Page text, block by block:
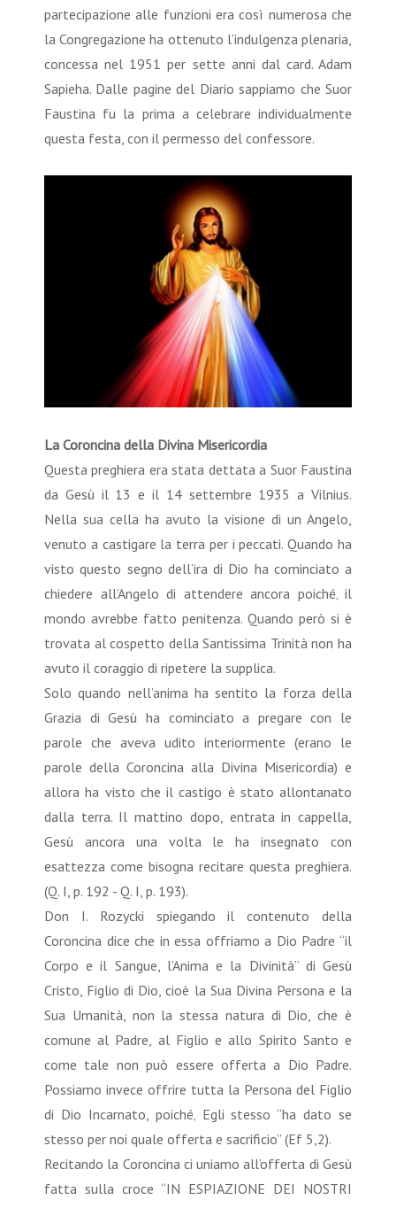
partecipazione alle funzioni era così numerosa che
la Congregazione ha ottenuto l’indulgenza plenaria,
concessa nel 1951 per sette anni dal card. Adam
Sapieha. Dalle pagine del Diario sappiamo che Suor
Faustina fu la prima a celebrare individualmente
questa festa, con il permesso del confessore.
La Coroncina della Divina Misericordia
Questa preghiera era stata dettata a Suor Faustina
da Gesù il 13 e il 14 settembre 1935 a Vilnius.
Nella sua cella ha avuto la visione di un Angelo,
venuto a castigare la terra per i peccati. Quando ha
visto questo segno dell’ira di Dio ha cominciato a
chiedere all’Angelo di attendere ancora poiché‚ il
mondo avrebbe fatto penitenza. Quando però si è
trovata al cospetto della Santissima Trinità non ha
avuto il coraggio di ripetere la supplica.
Solo quando nell’anima ha sentito la forza della
Grazia di Gesù ha cominciato a pregare con le
parole che aveva udito interiormente (erano le
parole della Coroncina alla Divina Misericordia) e
allora ha visto che il castigo è stato allontanato
dalla terra. Il mattino dopo, entrata in cappella,
Gesù ancora una volta le ha insegnato con
esattezza come bisogna recitare questa preghiera.
(Q. I, p. 192 - Q. I, p. 193).
Don I. Rozycki spiegando il contenuto della
Coroncina dice che in essa offriamo a Dio Padre “il
Corpo e il Sangue, l’Anima e la Divinità” di Gesù
Cristo, Figlio di Dio, cioè la Sua Divina Persona e la
Sua Umanità, non la stessa natura di Dio, che è
comune al Padre, al Figlio e allo Spirito Santo e
come tale non può essere offerta a Dio Padre.
Possiamo invece offrire tutta la Persona del Figlio
di Dio Incarnato, poiché‚ Egli stesso “ha dato se
stesso per noi quale offerta e sacrificio” (Ef 5,2).
Recitando la Coroncina ci uniamo all’offerta di Gesù
fatta sulla croce “IN ESPIAZIONE DEI NOSTRI